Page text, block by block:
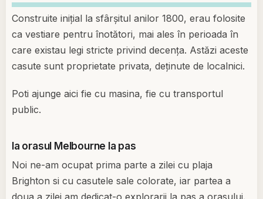
Construite inițial la sfârșitul anilor 1800, erau folosite
ca vestiare pentru înotători, mai ales în perioada în
care existau legi stricte privind decența. Astăzi aceste
casute sunt proprietate privata, deținute de localnici.
Poti ajunge aici fie cu masina, fie cu transportul
public.
Ia orasul Melbourne la pas
Noi ne-am ocupat prima parte a zilei cu plaja
Brighton si cu casutele sale colorate, iar partea a
doua a zilei am dedicat-o explorarii la pas a orasului.